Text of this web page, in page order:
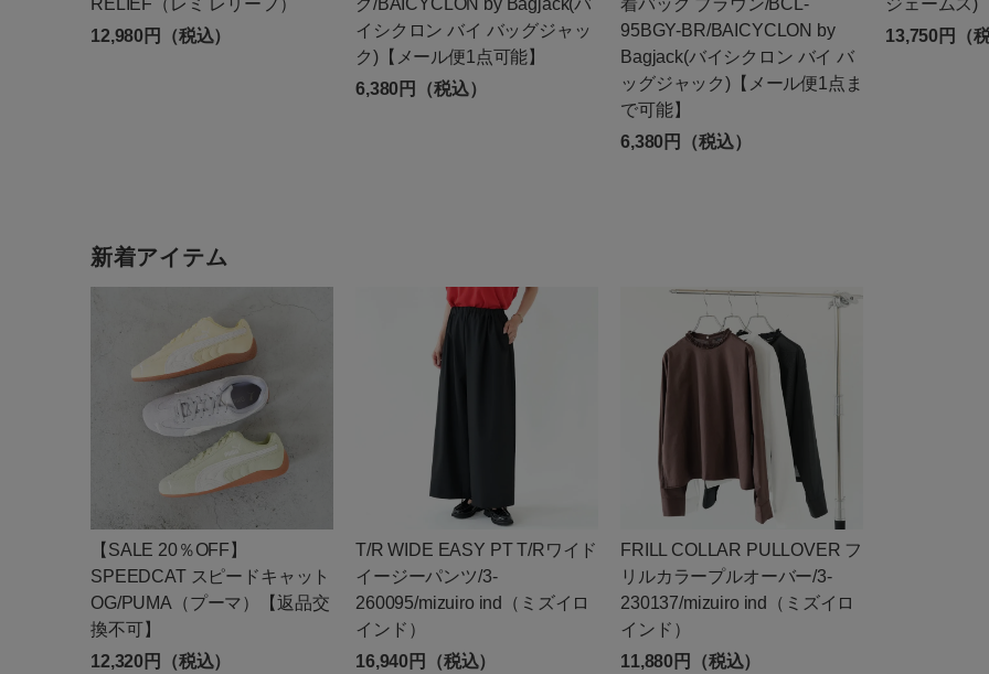
RELIEF（レミ レリーフ）
12,980円（税込）
グ/BAICYCLON by Bagjack(バ
イシクロン バイ バッグジャッ
ク)【メール便1点可能】
6,380円（税込）
着バッグ ブラウン/BCL-
95BGY-BR/BAICYCLON by
Bagjack(バイシクロン バイ バ
ッグジャック)【メール便1点ま
で可能】
6,380円（税込）
ジェームス)
13,750円（
新着アイテム
【SALE 20％OFF】
SPEEDCAT スピードキャット
OG/PUMA（プーマ）【返品交
換不可】
12,320円（税込）
T/R WIDE EASY PT T/Rワイド
イージーパンツ/3-
260095/mizuiro ind（ミズイロ
インド）
16,940円（税込）
FRILL COLLAR PULLOVER フ
リルカラープルオーバー/3-
230137/mizuiro ind（ミズイロ
インド）
11,880円（税込）